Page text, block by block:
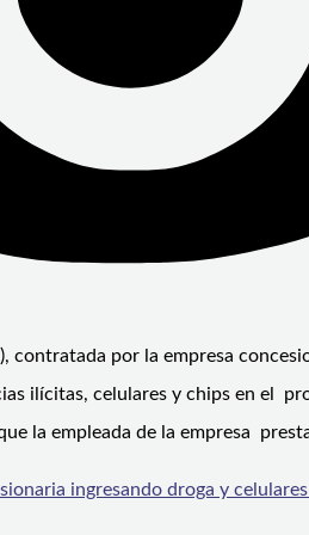
contratada por la empresa
ilícitas, celulares y chips en el
la empleada de la empresa
ingresando droga y